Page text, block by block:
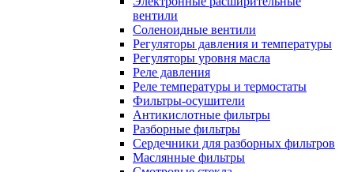
вентили
Соленоидные вентили
Регуляторы давления и температуры
Регуляторы уровня масла
Реле давления
Реле температуры и термостаты
Фильтры-осушители
Антикислотные фильтры
Разборные фильтры
Сердечники для разборных фильтров
Маслянные фильтры